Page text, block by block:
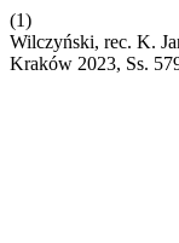
(1)
Wilczyński, rec. K.
Kraków 2023, Ss.